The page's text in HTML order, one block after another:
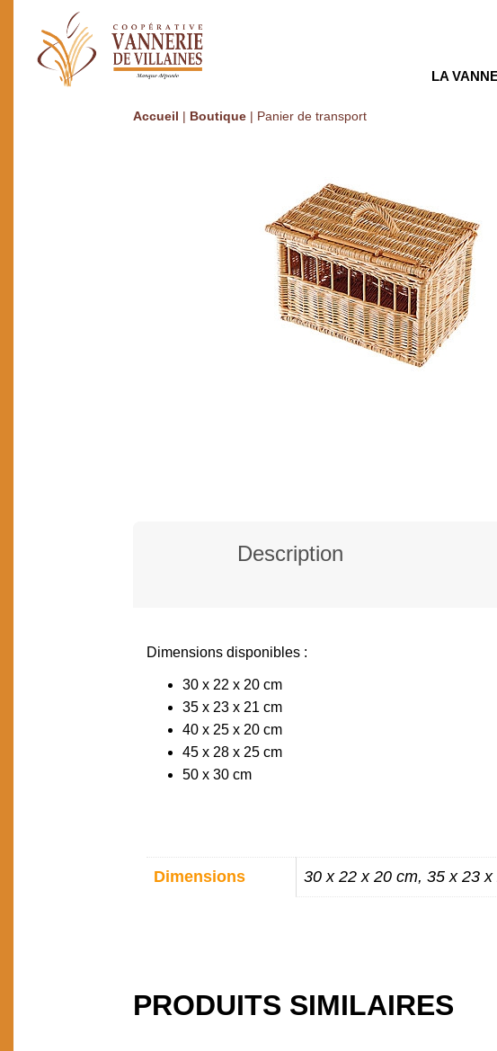
LA
Accueil | Boutique| Panier de transport
Description
DESCRIPTION
Dimensions disponibles :
30 x 22 x 20 cm
35 x 23 x 21 cm
40 x 25 x 20 cm
45 x 28 x 25 cm
50 x 30 cm
INFORMATIONS
COMPLÉMENTAIRES
Dimensions 30 x 22 x 20 cm, 35 x 23
PRODUITS SIMILAIRES